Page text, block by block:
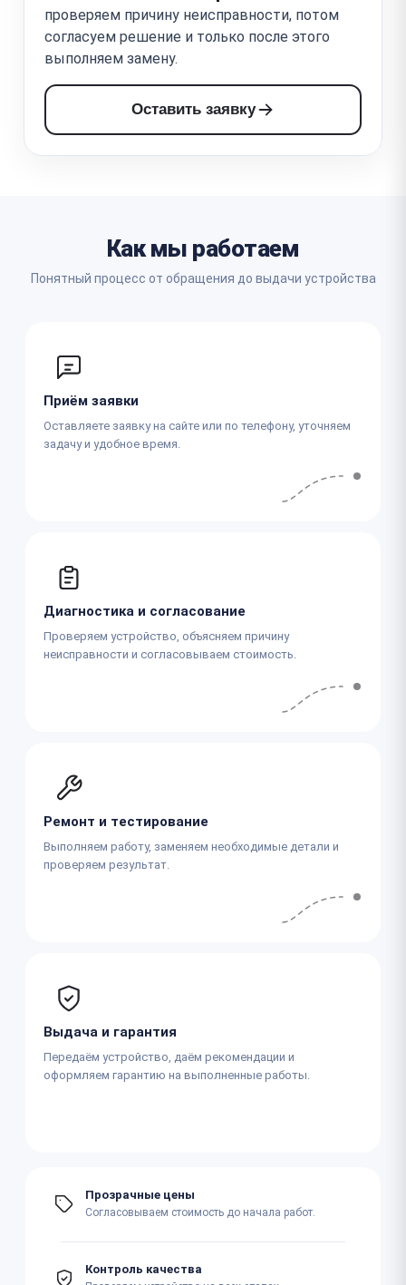
проверяем причину неисправности, потом
согласуем решение и только после этого
выполняем замену.
Оставить заявку
Как мы работаем
Понятный процесс от обращения до выдачи устройства
Приём заявки
Оставляете заявку на сайте или по телефону, уточняем
задачу и удобное время.
Диагностика и согласование
Проверяем устройство, объясняем причину
неисправности и согласовываем стоимость.
Ремонт и тестирование
Выполняем работу, заменяем необходимые детали и
проверяем результат.
Выдача и гарантия
Передаём устройство, даём рекомендации и
оформляем гарантию на выполненные работы.
Прозрачные цены
Согласовываем стоимость до начала работ.
Контроль качества